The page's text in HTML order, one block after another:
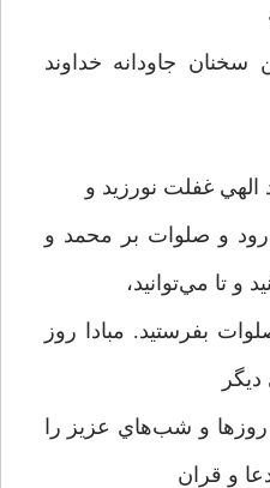
سخنان جاودانه خداوند
الهي غفلت نورزيد و
و صلوات بر محمد و
و تا مي‌توانيد،
بفرستيد. مبادا روز
روزها و شب‌هاي عزيز را
و قران